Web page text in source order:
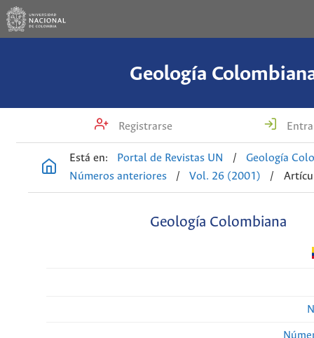
Geología
Registrarse
Está en: Portal de Revistas UN /
Geología
Números anteriores
/ Vol. 26 (2001) /
Geología Colombiana